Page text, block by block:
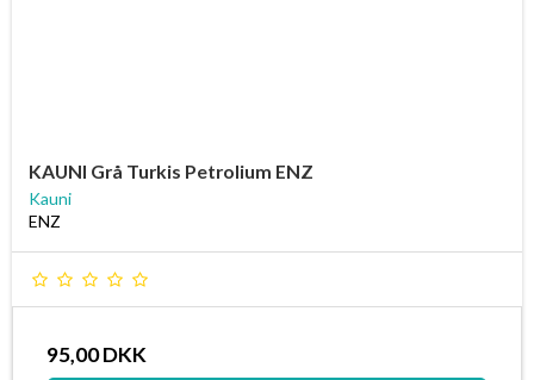
KAUNI Grå Turkis Petrolium ENZ
Kauni
ENZ
95,00 DKK